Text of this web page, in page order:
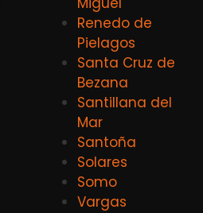
Renedo de
Pielagos
Santa Cruz de
Bezana
Santillana del
Mar
Santoña
Solares
Somo
Vargas